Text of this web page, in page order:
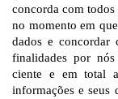
concorda com todos
no momento em
dados e concordar
finalidades por
ciente e em total
informações e seus